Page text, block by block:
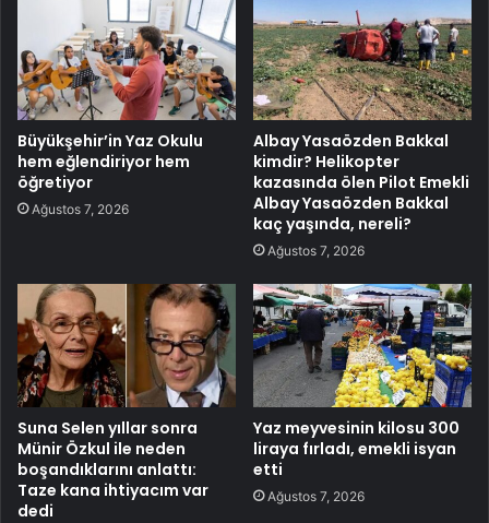
Büyükşehir’in Yaz Okulu
hem eğlendiriyor hem
öğretiyor
Ağustos 7, 2026
Albay Yasaözden Bakkal
kimdir? Helikopter
kazasında ölen Pilot Emekli
Albay Yasaözden Bakkal
kaç yaşında, nereli?
Ağustos 7, 2026
Suna Selen yıllar sonra
Münir Özkul ile neden
boşandıklarını anlattı:
Taze kana ihtiyacım var
dedi
Yaz meyvesinin kilosu 300
liraya fırladı, emekli isyan
etti
Ağustos 7, 2026